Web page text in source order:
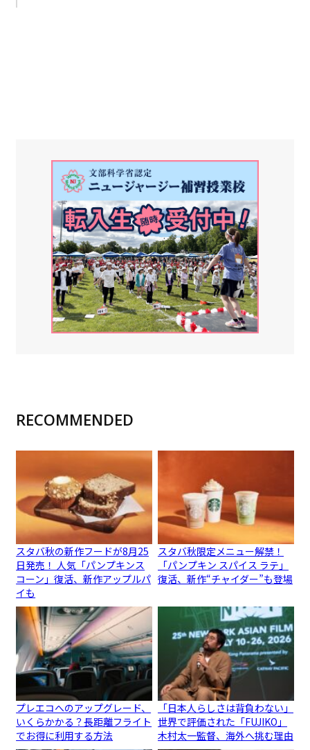
RECOMMENDED
スタバ秋の新作フードが8月25
日発売！ 人気「パンプキンス
コーン」復活、新作アップルパ
イも
スタバ秋限定メニュー解禁！
「パンプキン スパイス ラテ」
復活、新作“チャイダー”も登場
プレエコへのアップグレード、
いくらかかる？長距離フライト
でお得に利用する方法
「日本人らしさは背負わない」
世界で評価された「FUJIKO」
木村太一監督、海外へ挑む理由